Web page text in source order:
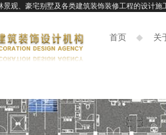
宅别墅及各类建筑装饰装修工程的设计施工一
首页 关